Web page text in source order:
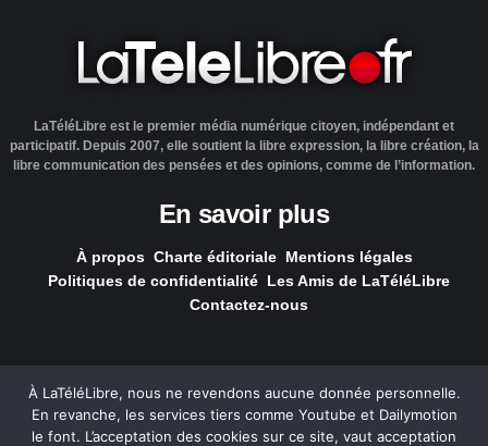
LaTéléLibre est le premier média numérique citoyen, indépendant et
participatif. Depuis 2007, elle soutient la libre expression, la libre création, la
libre communication des pensées et des opinions, comme de l’information.
En savoir plus
À propos Charte éditoriale Mentions légales
Politiques de confidentialité Les Amis de LaTéléLibre
Contactez-nous
LaTéléLibre.fr, ce site a été réalisé par l'agenceNOUS, Ouvert,
À LaTéléLibre, nous ne revendons aucune donnée personnelle.
En revanche, les services tiers comme Youtube et Dailymotion
le font. L’acceptation des cookies sur ce site, vaut acceptation